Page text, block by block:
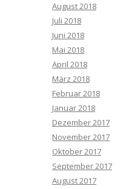
August 2018
Juli 2018
Juni 2018
Mai 2018
April 2018
März 2018
Februar 2018
Januar 2018
Dezember 2017
November 2017
Oktober 2017
September 2017
August 2017